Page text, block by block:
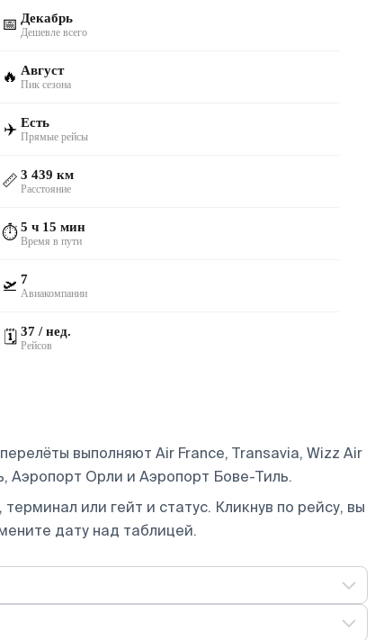
📅 Декабрь
Дешевле всего
🔥 Август
Пик сезона
✈️ Есть
Прямые рейсы
📏 3 439 км
Расстояние
⏱️ 5 ч 15 мин
Время в пути
🛫 7
Авиакомпании
🗓️ 37 / нед.
Рейсов
выполняют Air France, Transavia, Wizz Air
Аэропорт Орли и Аэропорт Бове-Тиль.
или гейт и статус. Кликнув по рейсу, вы
дату над таблицей.